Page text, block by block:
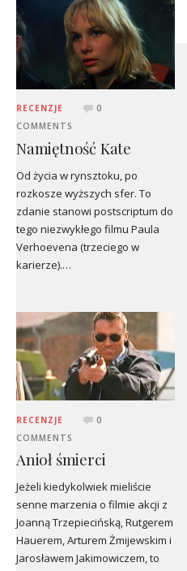
RECENZJE
0
COMMENTS
Namiętność Kate
Od życia w rynsztoku, po
rozkosze wyższych sfer. To
zdanie stanowi postscriptum do
tego niezwykłego filmu Paula
Verhoevena (trzeciego w
karierze).…
RECENZJE
0
COMMENTS
Anioł śmierci
Jeżeli kiedykolwiek mieliście
senne marzenia o filmie akcji z
Joanną Trzepiecińską, Rutgerem
Hauerem, Arturem Żmijewskim i
Jarosławem Jakimowiczem, to